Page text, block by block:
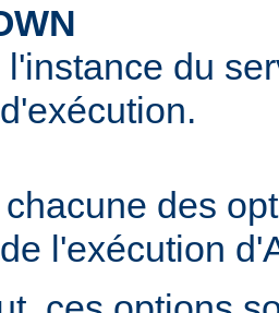
l'instance du
des
l'exécution